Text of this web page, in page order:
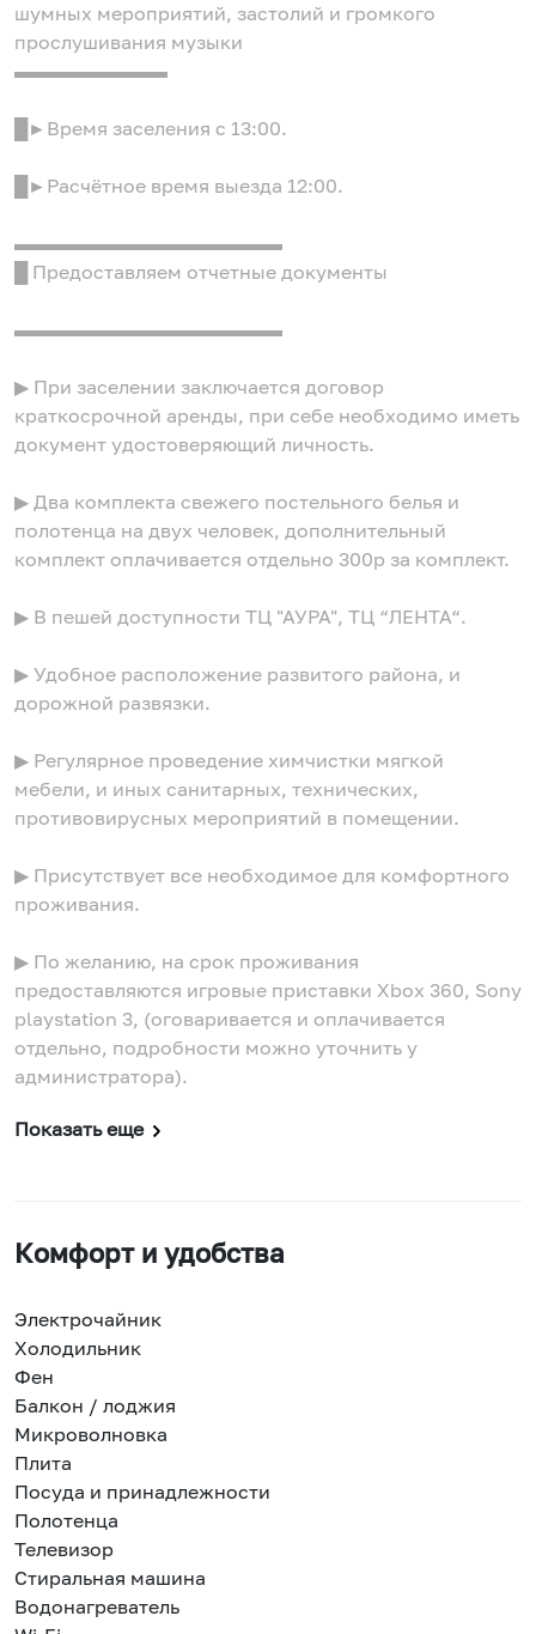
шумных мероприятий, застолий и громкого
прослушивания музыки
▬▬▬▬▬▬▬▬
█►Время заселения с 13:00.
█►Расчётное время выезда 12:00.
▬▬▬▬▬▬▬▬▬▬▬▬▬▬
█ Предоставляем отчетные документы
▬▬▬▬▬▬▬▬▬▬▬▬▬▬
▶ При заселении заключается договор
краткосрочной аренды, при себе необходимо иметь
документ удостоверяющий личность.
▶ Два комплекта свежего постельного белья и
полотенца на двух человек, дополнительный
комплект оплачивается отдельно 300р за комплект.
▶ В пешей доступности ТЦ "АУРА", ТЦ “ЛЕНТА“.
▶ Удобное расположение развитого района, и
дорожной развязки.
▶ Регулярное проведение химчистки мягкой
мебели, и иных санитарных, технических,
противовирусных мероприятий в помещении.
▶ Присутствует все необходимое для комфортного
проживания.
▶ По желанию, на срок проживания
предоставляются игровые приставки Xbox 360, Sony
playstation 3, (оговаривается и оплачивается
отдельно, подробности можно уточнить у
администратора).
Показать еще
Комфорт и удобства
Электрочайник
Холодильник
Фен
Балкон / лоджия
Микроволновка
Плита
Посуда и принадлежности
Полотенца
Телевизор
Стиральная машина
Водонагреватель